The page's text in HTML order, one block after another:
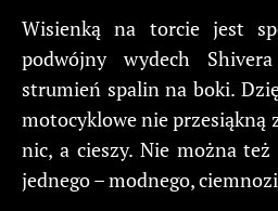
Wisienką na torcie jest
podwójny wydech
strumień spalin na boki.
motocyklowe nie przesiąkną
nic, a cieszy. Nie można też
jednego – modnego,